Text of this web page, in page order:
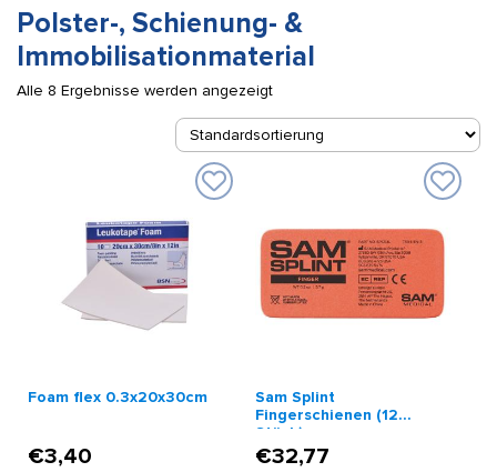
Polster-, Schienung- &
Immobilisationmaterial
Alle 8 Ergebnisse werden angezeigt
Foam flex 0.3x20x30cm
€3,40
Sam Splint
Fingerschienen (12
Stück)
€32,77